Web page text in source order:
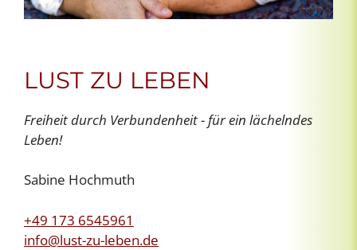
LUST ZU LEBEN
Freiheit durch Verbundenheit - für ein lächelndes
Leben!
Sabine Hochmuth
+49 173 6545961
info@lust-zu-leben.de